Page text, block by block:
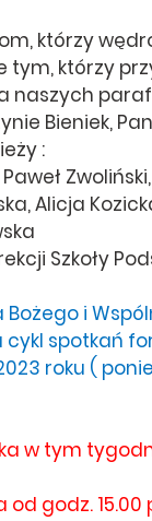
którzy
tym, którzy
naszych
Bieniek,
:
Alicja
Szkoły
Bożego i
spotkań
roku (
w tym
od godz.